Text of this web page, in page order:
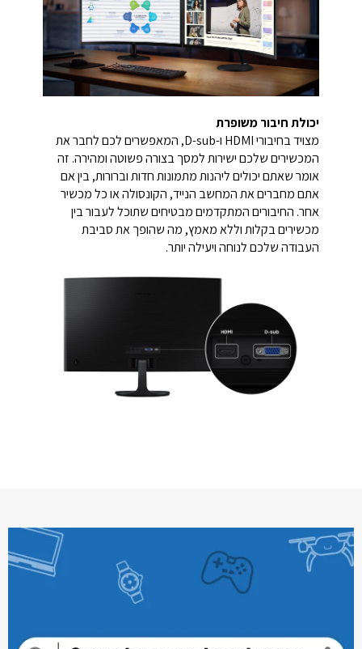
יכולת חיבור משופרת
מצויד בחיבורי HDMI ו-D-sub, המאפשרים לכם לחבר את
המכשירים שלכם ישירות למסך בצורה פשוטה ומהירה. זה
אומר שאתם יכולים ליהנות מתמונות חדות וברורות, בין אם
אתם מחברים את המחשב הנייד, הקונסולה או כל מכשיר
אחר. החיבורים המתקדמים מבטיחים שתוכל לעבור בין
מכשירים בקלות וללא מאמץ, מה שהופך את סביבת
העבודה שלכם לנוחה ויעילה יותר.